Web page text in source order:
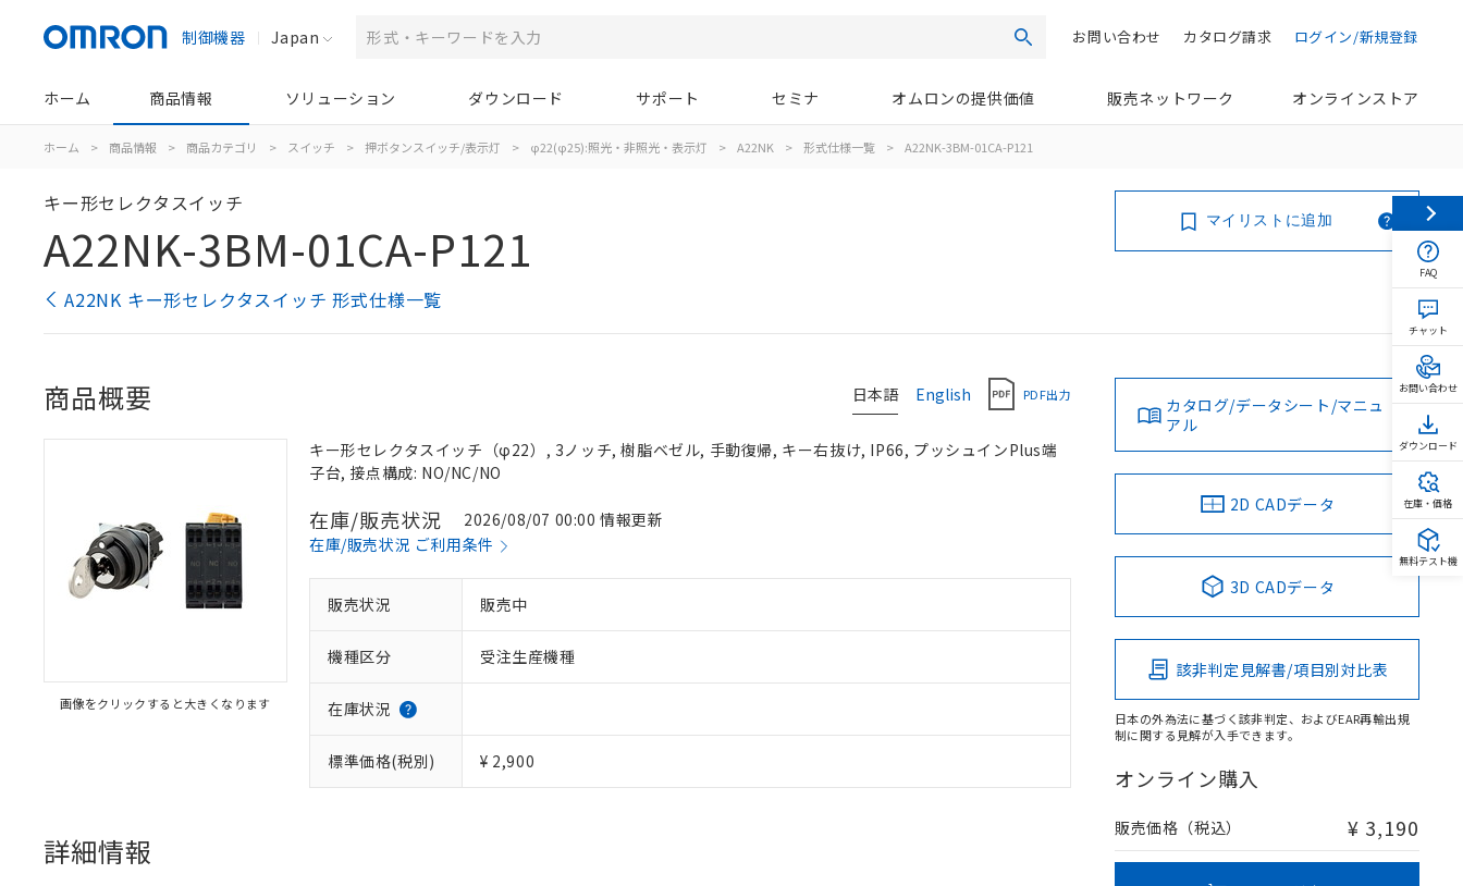
制御機器 Japan 検索 ログイン/新規登録
カタログ請求
お問い合わせ
ホーム 商品情報 ソリューション ダウンロード サポート セミナ オムロンの提供価値 販売ネットワーク オンラインストア
ホーム > 商品情報 > 商品カテゴリ > スイッチ > 押ボタンスイッチ/表示灯 > φ22(φ25):照光・非照光・表示灯 > A22NK > 形式仕様一覧 > A22NK-3BM-01CA-P121
キー形セレクタスイッチ
A22NK-3BM-01CA-P121
A22NK キー形セレクタスイッチ 形式仕様一覧
マイリストに追加
日本語 English PDF出力
商品概要
画像をクリックすると大きくなります
キー形セレクタスイッチ（φ22）, 3ノッチ, 樹脂ベゼル, 手動復帰, キー右抜け, IP66, プッシュインPlus端
子台, 接点構成: NO/NC/NO
在庫/販売状況
2026/08/07 00:00 情報更新
在庫/販売状況 ご利用条件
販売状況 販売中
機種区分 受注生産機種
在庫状況
標準価格(税別) ¥ 2,900
詳細情報
カタログ/データシート/マニュ
アル
2D CADデータ
3D CADデータ
該非判定見解書/項目別対比表
日本の外為法に基づく該非判定、およびEAR再輸出規
制に関する見解が入手できます。
オンライン購入
販売価格（税込） ¥ 3,190
FAQ
チャット
お問い合わせ
ダウンロード
在庫・価格
無料テスト機